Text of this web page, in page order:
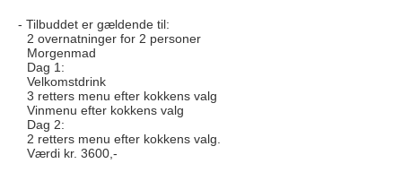
Tilbuddet er gældende til:
2 overnatninger for 2 personer
Morgenmad
Dag 1:
Velkomstdrink
3 retters menu efter kokkens valg
Vinmenu efter kokkens valg
Dag 2:
2 retters menu efter kokkens valg.
Værdi kr. 3600,-